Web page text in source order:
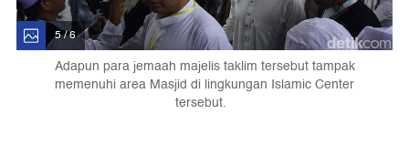
5 / 6
Adapun para jemaah majelis taklim tersebut tampak
memenuhi area Masjid di lingkungan Islamic Center
tersebut.